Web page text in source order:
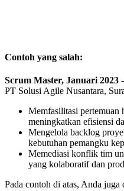
Contoh yang salah:
Scrum Master, Januari 2023
PT Solusi Agile Nusantara,
Memfasilitasi pertemuan
meningkatkan efisiensi
Mengelola backlog
kebutuhan pemangku
Memediasi konflik tim
yang kolaboratif dan
Pada contoh di atas, Anda juga